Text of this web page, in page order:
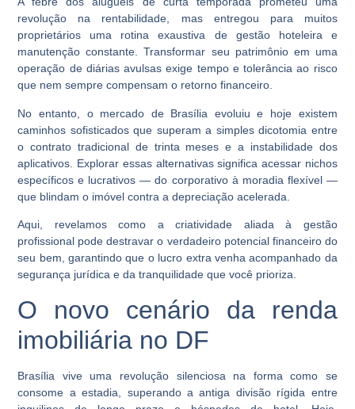
revolução na rentabilidade, mas entregou para muitos
proprietários uma rotina exaustiva de gestão hoteleira e
manutenção constante. Transformar seu patrimônio em uma
operação de diárias avulsas exige tempo e tolerância ao risco
que nem sempre compensam o retorno financeiro.
No entanto, o mercado de Brasília evoluiu e hoje existem
caminhos sofisticados que superam a simples dicotomia entre
o contrato tradicional de trinta meses e a instabilidade dos
aplicativos. Explorar essas alternativas significa acessar nichos
específicos e lucrativos — do corporativo à moradia flexível —
que blindam o imóvel contra a depreciação acelerada.
Aqui, revelamos como a criatividade aliada à gestão
profissional pode destravar o verdadeiro potencial financeiro do
seu bem, garantindo que o lucro extra venha acompanhado da
segurança jurídica e da tranquilidade que você prioriza.
O novo cenário da renda
imobiliária no DF
Brasília vive uma revolução silenciosa na forma como se
consome a estadia, superando a antiga divisão rígida entre